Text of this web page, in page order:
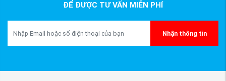
ĐỂ ĐƯỢC TƯ VẤN MIỄN PHÍ
Nhận thông tin